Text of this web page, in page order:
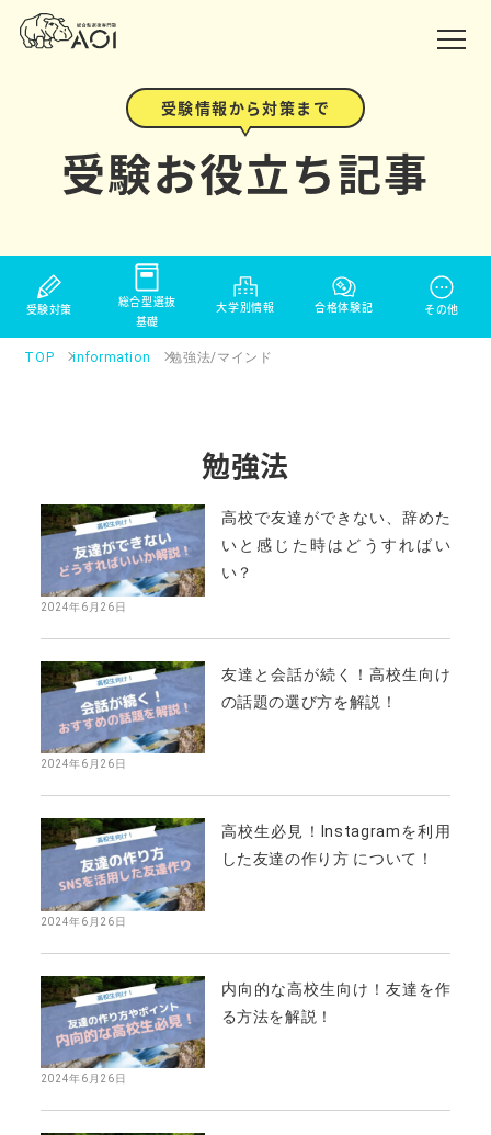
受験情報から対策まで
受験お役立ち記事
受験対策
総合型選抜
基礎
大学別情報 合格体験記 その他
TOP information 勉強法/マインド
勉強法
高校で友達ができない、辞めた
いと感じた時はどうすればい
い？
2024年6月26日
友達と会話が続く！高校生向け
の話題の選び方を解説！
2024年6月26日
高校生必見！Instagramを利用
した友達の作り方 について！
2024年6月26日
内向的な高校生向け！友達を作
る方法を解説！
2024年6月26日